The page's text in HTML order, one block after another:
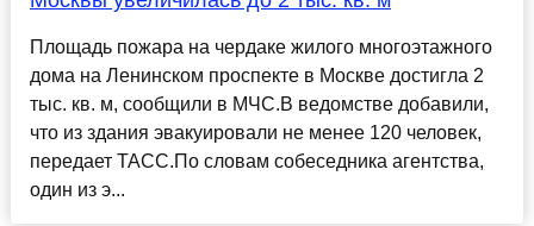
Площадь пожара на чердаке жилого многоэтажного
дома на Ленинском проспекте в Москве достигла 2
тыс. кв. м, сообщили в МЧС.В ведомстве добавили,
что из здания эвакуировали не менее 120 человек,
передает ТАСС.По словам собеседника агентства,
один из э...